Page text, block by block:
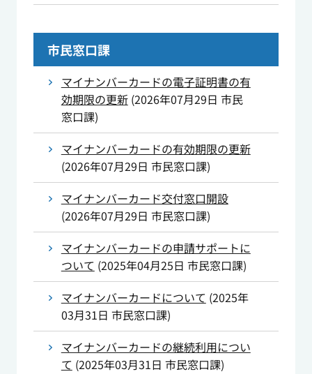
市民窓口課
マイナンバーカードの電子証明書の有
効期限の更新(2026年07月29日 市民
窓口課)
マイナンバーカードの有効期限の更新
(2026年07月29日 市民窓口課)
マイナンバーカード交付窓口開設
(2026年07月29日 市民窓口課)
マイナンバーカードの申請サポートに
ついて (2025年04月25日 市民窓口課)
マイナンバーカードについて (2025年
03月31日 市民窓口課)
マイナンバーカードの継続利用につい
て (2025年03月31日 市民窓口課)